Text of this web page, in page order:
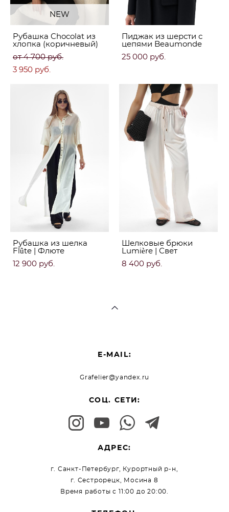
NEW
Рубашка Chocolat из
хлопка (коричневый)
от 4 700 pуб.
3 950 pуб.
Пиджак из шерсти с
цепями Beaumonde
25 000 pуб.
Рубашка из шелка
Flûte | Флюте
12 900 pуб.
Шелковые брюки
Lumière | Свет
8 400 pуб.
E-MAIL:
Grafelier@yandex.ru
СОЦ. СЕТИ:
АДРЕС:
г. Санкт-Петербург, Курортный р-н,
г. Сестрорецк, Мосина 8
Время работы с 11:00 до 20:00.